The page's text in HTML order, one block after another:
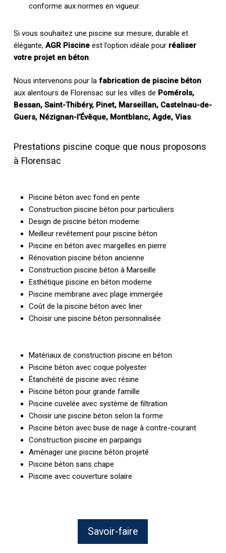
conforme aux normes en vigueur.
Si vous souhaitez une piscine sur mesure, durable et
élégante, AGR Piscineest l’option idéale pour réaliser
votre projet en béton.
Nous intervenons pour la fabrication de piscine béton
aux alentours de Florensac sur les villes de Pomérols,
Bessan, Saint-Thibéry, Pinet, Marseillan, Castelnau-de-
Guers, Nézignan-l’Évêque, Montblanc, Agde, Vias.
Prestations piscine coque que nous proposons
à Florensac
Piscine béton avec fond en pente
Construction piscine béton pour particuliers
Design de piscine béton moderne
Meilleur revêtement pour piscine béton
Piscine en béton avec margelles en pierre
Rénovation piscine béton ancienne
Construction piscine béton à Marseille
Esthétique piscine en béton moderne
Piscine membrane avec plage immergée
Coût de la piscine béton avec liner
Choisir une piscine béton personnalisée
Matériaux de construction piscine en béton
Piscine béton avec coque polyester
Étanchéité de piscine avec résine
Piscine béton pour grande famille
Piscine cuvelée avec système de filtration
Choisir une piscine béton selon la forme
Piscine béton avec buse de nage à contre-courant
Construction piscine en parpaings
Aménager une piscine béton projeté
Piscine béton sans chape
Piscine avec couverture solaire
Savoir-faire